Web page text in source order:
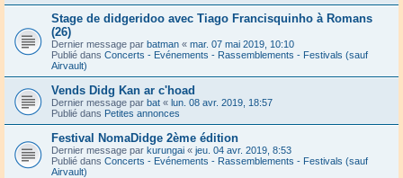
Stage de didgeridoo avec Tiago Francisquinho à Romans
(26)
Dernier message par batman « mar. 07 mai 2019, 10:10
Publié dans Concerts - Evénements - Rassemblements - Festivals (sauf
Airvault)
Vends Didg Kan ar c'hoad
Dernier message par bat « lun. 08 avr. 2019, 18:57
Publié dans Petites annonces
Festival NomaDidge 2ème édition
Dernier message par kurungai « jeu. 04 avr. 2019, 8:53
Publié dans Concerts - Evénements - Rassemblements - Festivals (sauf
Airvault)